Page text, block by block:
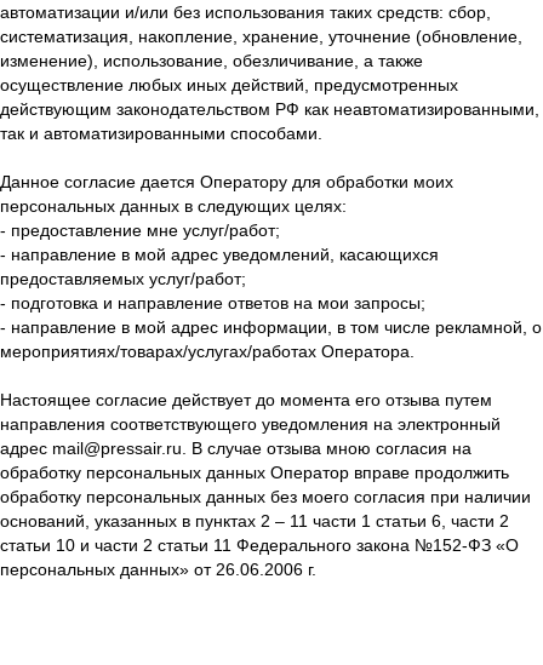
автоматизации и/или без использования таких средств: сбор,
систематизация, накопление, хранение, уточнение (обновление,
изменение), использование, обезличивание, а также
осуществление любых иных действий, предусмотренных
действующим законодательством РФ как неавтоматизированными,
так и автоматизированными способами.
Данное согласие дается Оператору для обработки моих
персональных данных в следующих целях:
- предоставление мне услуг/работ;
- направление в мой адрес уведомлений, касающихся
предоставляемых услуг/работ;
- подготовка и направление ответов на мои запросы;
- направление в мой адрес информации, в том числе рекламной, о
мероприятиях/товарах/услугах/работах Оператора.
Настоящее согласие действует до момента его отзыва путем
направления соответствующего уведомления на электронный
адрес mail@pressair.ru. В случае отзыва мною согласия на
обработку персональных данных Оператор вправе продолжить
обработку персональных данных без моего согласия при наличии
оснований, указанных в пунктах 2 – 11 части 1 статьи 6, части 2
статьи 10 и части 2 статьи 11 Федерального закона №152-ФЗ «О
персональных данных» от 26.06.2006 г.